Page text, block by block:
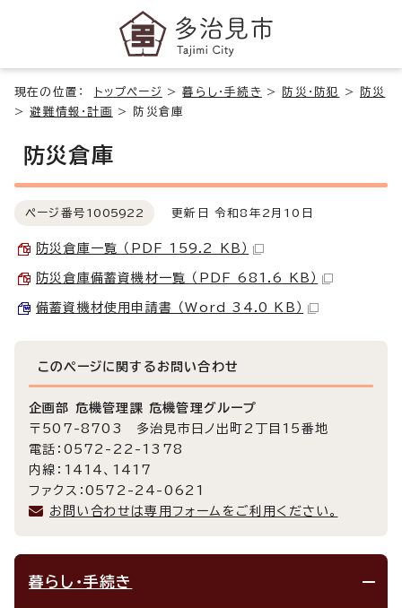
現在の位置： トップページ >暮らし・手続き > 防災・防犯 >
防災
>避難情報・計画 > 防災倉庫
防災倉庫
ページ番号 1005922 更新日 令和8年2月10日
防災倉庫一覧 （PDF 159.2 KB）
防災倉庫備蓄資機材一覧 （PDF 681.6 KB）
備蓄資機材使用申請書 （Word 34.0 KB）
このページに関する お問い合わせ
企画部 危機管理課 危機管理グループ
〒507-8703 多治見市日ノ出町2丁目15番地
電話：0572-22-1378
内線：1414、1417
ファクス：0572-24-0621
お問い合わせは専用フォームをご利用ください。
暮らし・手続き